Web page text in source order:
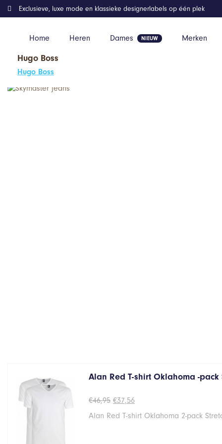
Home Heren Dames Merken
Exclusieve, luxe mode en klassieke designerlabels op één plek
Hugo Boss
Hugo Boss
Home Kleding
Alan Red T-shirt Oklahoma -pack
€46,95 Oorspronkelijke
was:
€37,56Huidige
is:
Alan Red T-shirt Oklahoma 2-pack